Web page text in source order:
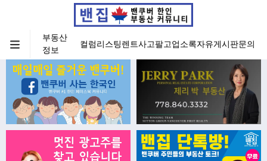
부동산
정보
컬럼리스팅렌트사고팔고업소록자유게시판문의